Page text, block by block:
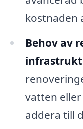
kostnaden
Behov av
vatten
addera till